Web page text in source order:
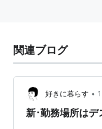
関連ブログ
好きに暮らす •
新･勤務場所は